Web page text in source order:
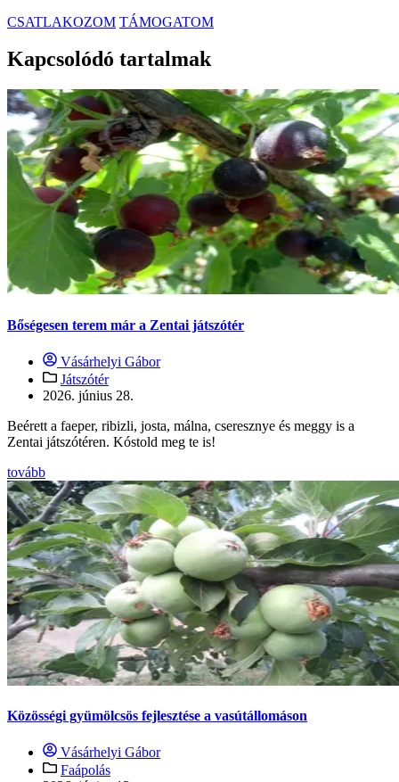
CSATLAKOZOM TÁMOGATOM
Kapcsolódó tartalmak
Bőségesen terem már a Zentai játszótér
Vásárhelyi Gábor
Játszótér
2026. június 28.
Beérett a faeper, ribizli, josta, málna, cseresznye és meggy is a
Zentai játszótéren. Kóstold meg te is!
tovább
Közösségi gyümölcsös fejlesztése a vasútállomáson
Vásárhelyi Gábor
Faápolás